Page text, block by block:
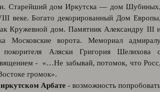
Старейший дом Иркутска — дом
веке. Богато декорированный Дом
Кружевной дом. Памятник Александру III
Московские ворота. Мемориал
Аляски Григория Шелихова
- «…Не забывай, потомок, что
громок».
Арбате- возможность